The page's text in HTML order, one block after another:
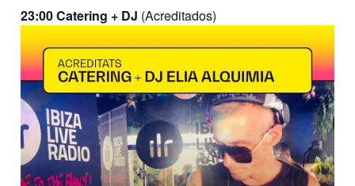
23:00 Catering + DJ (Acreditados)